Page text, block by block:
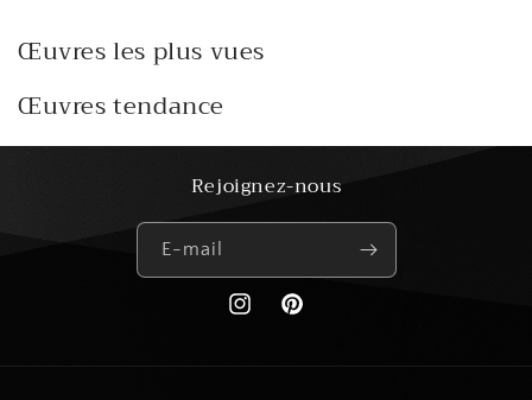
Œuvres les plus vues
Œuvres tendance
Rejoignez-nous
E-mail
https://www.instagram.com/
Pinterest